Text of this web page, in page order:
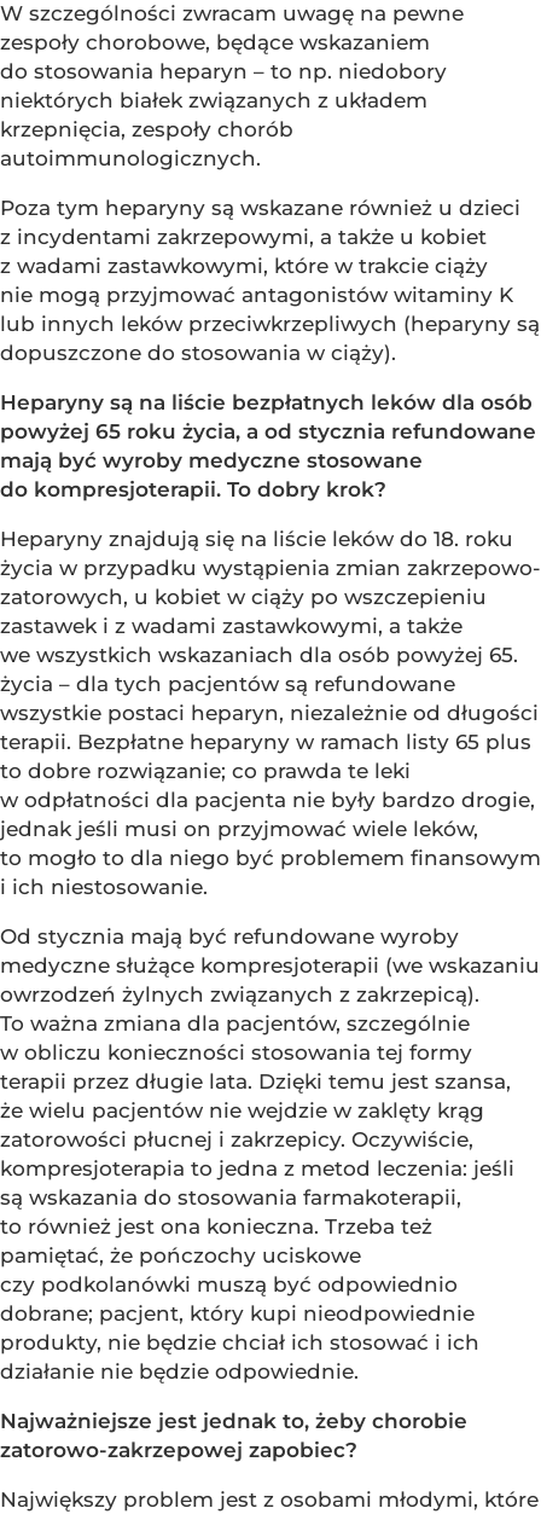
W szczególności zwracam uwagę na pewne
zespoły chorobowe, będące wskazaniem
do stosowania heparyn – to np. niedobory
niektórych białek związanych z układem
krzepnięcia, zespoły chorób
autoimmunologicznych.
Poza tym heparyny są wskazane również u dzieci
z incydentami zakrzepowymi, a także u kobiet
z wadami zastawkowymi, które w trakcie ciąży
nie mogą przyjmować antagonistów witaminy K
lub innych leków przeciwkrzepliwych (heparyny są
dopuszczone do stosowania w ciąży).
Heparyny są na liście bezpłatnych leków dla osób
powyżej 65 roku życia, a od stycznia refundowane
mają być wyroby medyczne stosowane
do kompresjoterapii. To dobry krok?
Heparyny znajdują się na liście leków do 18. roku
życia w przypadku wystąpienia zmian zakrzepowo-
zatorowych, u kobiet w ciąży po wszczepieniu
zastawek i z wadami zastawkowymi, a także
we wszystkich wskazaniach dla osób powyżej 65.
życia – dla tych pacjentów są refundowane
wszystkie postaci heparyn, niezależnie od długości
terapii. Bezpłatne heparyny w ramach listy 65 plus
to dobre rozwiązanie; co prawda te leki
w odpłatności dla pacjenta nie były bardzo drogie,
jednak jeśli musi on przyjmować wiele leków,
to mogło to dla niego być problemem finansowym
i ich niestosowanie.
Od stycznia mają być refundowane wyroby
medyczne służące kompresjoterapii (we wskazaniu
owrzodzeń żylnych związanych z zakrzepicą).
To ważna zmiana dla pacjentów, szczególnie
w obliczu konieczności stosowania tej formy
terapii przez długie lata. Dzięki temu jest szansa,
że wielu pacjentów nie wejdzie w zaklęty krąg
zatorowości płucnej i zakrzepicy. Oczywiście,
kompresjoterapia to jedna z metod leczenia: jeśli
są wskazania do stosowania farmakoterapii,
to również jest ona konieczna. Trzeba też
pamiętać, że pończochy uciskowe
czy podkolanówki muszą być odpowiednio
dobrane; pacjent, który kupi nieodpowiednie
produkty, nie będzie chciał ich stosować i ich
działanie nie będzie odpowiednie.
Najważniejsze jest jednak to, żeby chorobie
zatorowo-zakrzepowej zapobiec?
Największy problem jest z osobami młodymi, które